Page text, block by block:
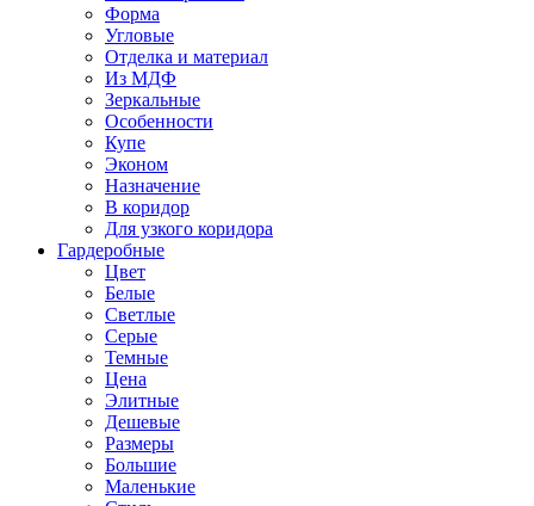
Форма
Угловые
Отделка и материал
Из МДФ
Зеркальные
Особенности
Купе
Эконом
Назначение
В коридор
Для узкого коридора
Гардеробные
Цвет
Белые
Светлые
Серые
Темные
Цена
Элитные
Дешевые
Размеры
Большие
Маленькие